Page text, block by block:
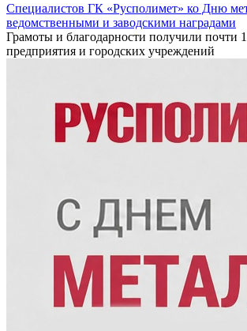
Специалистов ГК «Русполимет» ко Дню
ведомственными и заводскими наградами
Грамоты и благодарности получили почти
предприятия и городских учреждений